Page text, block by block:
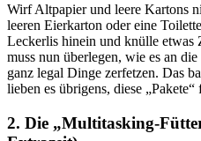
Wirf Altpapier und leere Kartons
leeren Eierkarton oder eine
Leckerlis hinein und knülle etwas
muss nun überlegen, wie es an
ganz legal Dinge zerfetzen. Das
lieben es übrigens, diese
2. Die „Multitasking-